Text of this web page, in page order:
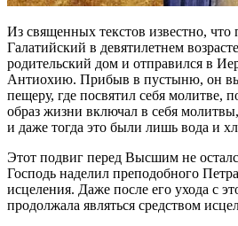
Из священных текстов известно,
Галатийский в девятилетнем
родительский дом и отправился в
Антиохию. Прибыв в пустыню, он
пещеру, где посвятил себя молитве,
образ жизни включал в себя
и даже тогда это были лишь вода и
Этот подвиг перед Высшим не
Господь наделил преподобного
исцеления. Даже после его ухода с
продолжала являться средством